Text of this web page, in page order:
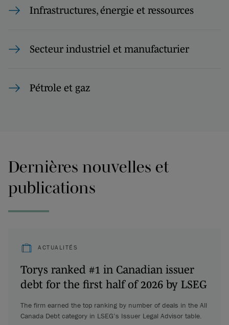
Infrastructures, énergie et ressources
Secteur industriel et manufacturier
Pétrole et gaz
Dernières nouvelles et
publications
ACTUALITÉS
Torys ranked #1 in Canadian issuer
debt for the first half of 2026 by LSEG
The firm earned the top ranking by number of deals in the All
Canada Debt category in LSEG’s Issuer Legal Advisor table.